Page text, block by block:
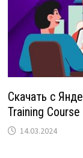
Скачать с
Training
14.03.2024